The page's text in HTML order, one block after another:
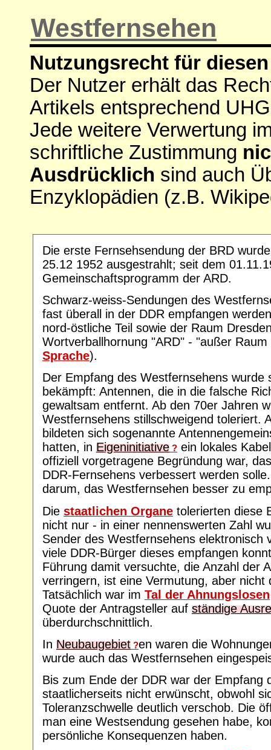
Westfernsehen
Nutzungsrecht für
Der Nutzer erhält das
Artikels entsprechend
Jede weitere Verwertung
schriftliche Zustimmung
Ausdrücklich sind auch
Enzyklopädien (z.B.
Die erste Fernsehsendung der BRD
25.12 1952 ausgestrahlt; seit dem
Gemeinschaftsprogramm der ARD.
Schwarz-weiss-Sendungen des
fast überall in der DDR empfangen
nord-östliche Teil sowie der Raum
Wortverballhornung "ARD" - "außer
Sprache).
Der Empfang des Westfernsehens wurde
bekämpft: Antennen, die in die falsche
gewaltsam entfernt. Ab den 70er Jahren
Westfernsehens stillschweigend toleriert.
bildeten sich sogenannte
hatten, in Eigeninitiative ? ein lokales
offiziell vorgetragene Begründung war,
DDR-Fernsehens verbessert werden
darum, das Westfernsehen besser zu
Die staatlichen Organe tolerierten diese
nicht nur - in einer nennenswerten Zahl
Sender des Westfernsehens elektronisch
viele DDR-Bürger dieses empfangen
Führung damit versuchte, die Anzahl der
verringern, ist eine Vermutung, aber nicht
Tatsächlich war im Tal der Ahnungslosen
Quote der Antragsteller auf ständige
überdurchschnittlich.
In Neubaugebiet ?en waren die
wurde auch das Westfernsehen
Bis zum Ende der DDR war der Empfang
staatlicherseits nicht erwünscht, obwohl
Toleranzschwelle deutlich verschob. Die
man eine Westsendung gesehen habe,
persönliche Konsequenzen haben.